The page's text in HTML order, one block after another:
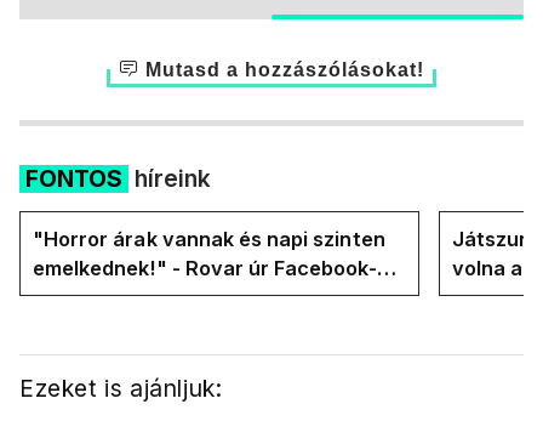
Mutasd a hozzászólásokat!
FONTOS híreink
"Horror árak vannak és napi szinten
emelkednek!" - Rovar úr Facebook-
oldalán lázadnak a Tiszások
volna az
Ezeket is ajánljuk: